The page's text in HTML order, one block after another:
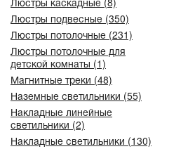
Люстры подвесные (350)
Люстры потолочные (231)
Люстры потолочные для
детской комнаты (1)
Магнитные треки (48)
Наземные светильники (55)
Накладные линейные
светильники (2)
Накладные светильники (130)